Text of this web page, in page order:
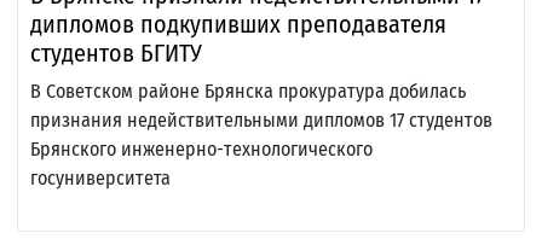
дипломов подкупивших преподавателя
студентов БГИТУ
В Советском районе Брянска прокуратура добилась
признания недействительными дипломов 17 студентов
Брянского инженерно-технологического
госуниверситета